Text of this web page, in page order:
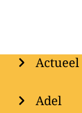
MenuActueel
Adel